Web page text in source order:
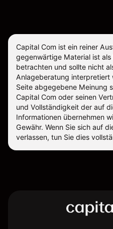
Capital Com ist ein reiner
gegenwärtige Material ist
betrachten und sollte nicht
Anlageberatung interpretiert
Seite abgegebene Meinung
Capital Com oder seinen
und Vollständigkeit der auf
Informationen übernehmen
Gewähr. Wenn Sie sich auf
verlassen, tun Sie dies